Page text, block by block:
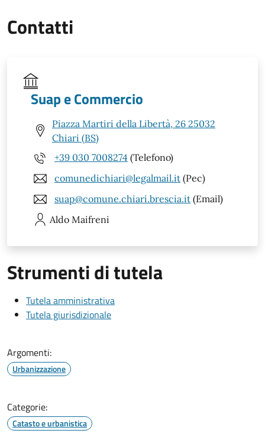
Contatti
Suap e Commercio
Piazza Martiri della Libertà, 26 25032
Chiari (BS)
+39 030 7008274 (Telefono)
comunedichiari@legalmail.it (Pec)
suap@comune.chiari.brescia.it (Email)
Aldo Maifreni
Strumenti di tutela
Tutela amministrativa
Tutela giurisdizionale
Argomenti:
Urbanizzazione
Categorie:
Catasto e urbanistica